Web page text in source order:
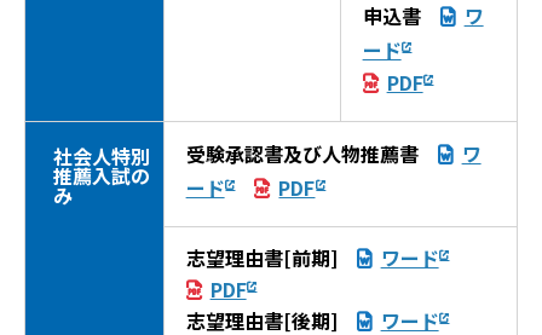
申込書
ワ
ード
PDF
社会人特別
推薦入試の
み
受験承認書及び人物推薦書
ワ
ード
PDF
志望理由書[前期]
ワード
PDF
志望理由書[後期]
ワード